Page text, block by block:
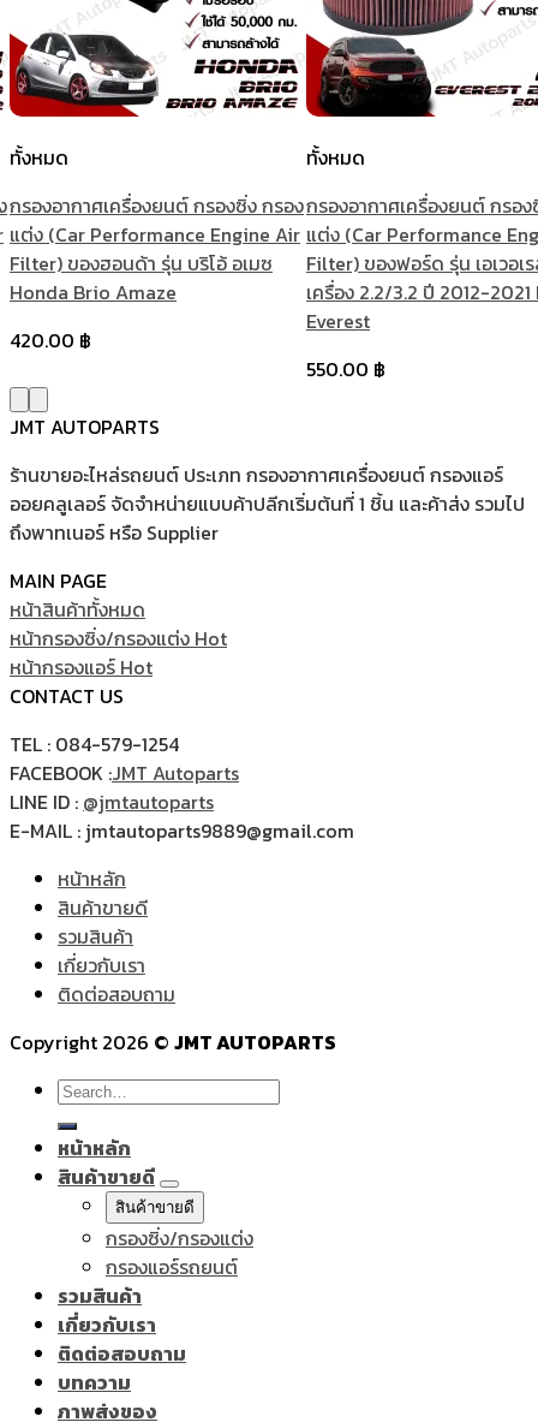
ทั้งหมด
กรองอากาศเครื่องยนต์ กรองซิ่ง กรอง
แต่ง (Car Performance Engine Air
Filter) ของฮอนด้า รุ่น บริโอ้ อเมซ
Honda Brio Amaze
420.00 ฿
ทั้งหมด
กรองอากาศเครื่องยนต์ กรอ
แต่ง (Car Performance
Filter) ของฟอร์ด รุ่น เอเวอเ
เครื่อง 2.2/3.2 ปี 2012-2021
Everest
550.00 ฿
JMT AUTOPARTS
ร้านขายอะไหล่รถยนต์ ประเภท กรองอากาศเครื่องยนต์ กรองแอร์
ออยคลูเลอร์ จัดจำหน่ายแบบค้าปลีกเริ่มต้นที่ 1 ชิ้น และค้าส่ง รวมไป
ถึงพาทเนอร์ หรือ Supplier
MAIN PAGE
หน้าสินค้าทั้งหมด
หน้ากรองซิ่ง/กรองแต่ง
หน้ากรองแอร์
CONTACT US
TEL : 084-579-1254
FACEBOOK :JMT Autoparts
LINE ID : @jmtautoparts
E-MAIL : jmtautoparts9889@gmail.com
หน้าหลัก
สินค้าขายดี
รวมสินค้า
เกี่ยวกับเรา
ติดต่อสอบถาม
Copyright 2026 © JMT AUTOPARTS
Search
for:
หน้าหลัก
สินค้าขายดี
สินค้าขายดี
กรองซิ่ง/กรองแต่ง
กรองแอร์รถยนต์
รวมสินค้า
เกี่ยวกับเรา
ติดต่อสอบถาม
บทความ
ภาพส่งของ